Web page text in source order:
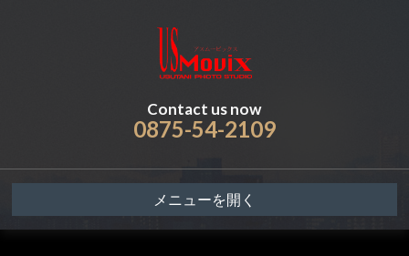
Contact us now
0875-54-2109
メニューを開く